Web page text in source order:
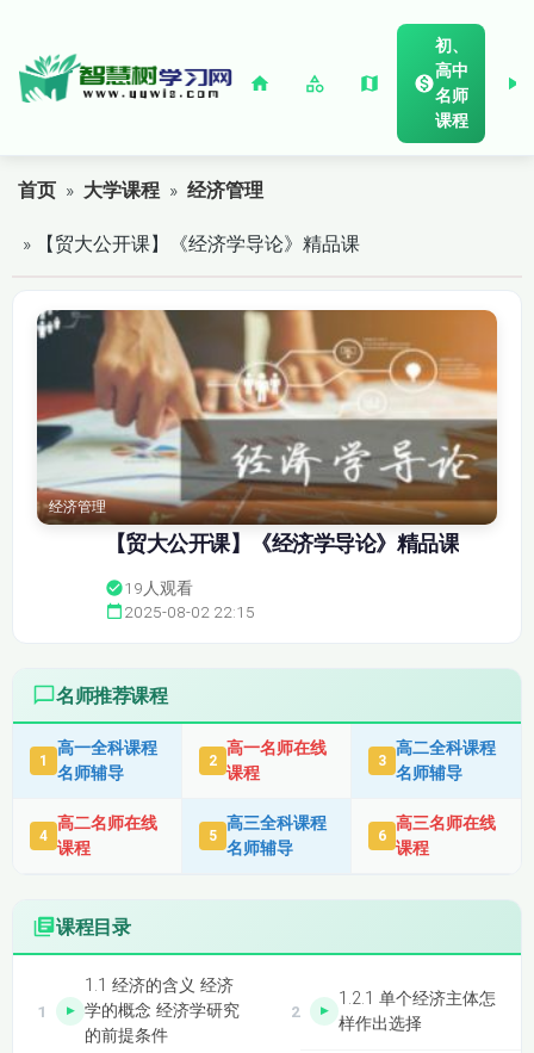
初、
高中
名师
课程
首页 » 大学课程 »经济管理
» 【贸大公开课】《经济学导论》精品课
经济管理
【贸大公开课】《经济学导论》精品课
19 人观看
2025-08-02 22:15
名师推荐课程
1
高一全科课程
名师辅导
2
高一名师在线
课程
3
高二全科课程
名师辅导
4
高二名师在线
课程
5
高三全科课程
名师辅导
6
高三名师在线
课程
课程目录
1.1 经济的含义 经济
学的概念 经济学研究
的前提条件
1.2.1 单个经济主体怎
样作出选择